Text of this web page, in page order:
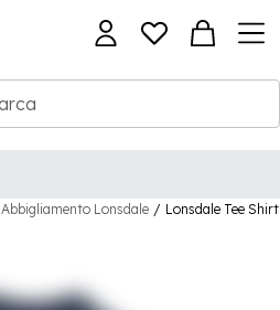
Abbigliamento Lonsdale / Lonsdale Tee